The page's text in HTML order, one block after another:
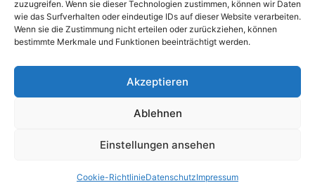
zuzugreifen. Wenn sie dieser Technologien zustimmen, können wir Daten
wie das Surfverhalten oder eindeutige IDs auf dieser Website verarbeiten.
Wenn sie die Zustimmung nicht erteilen oder zurückziehen, können
bestimmte Merkmale und Funktionen beeinträchtigt werden.
Akzeptieren
Ablehnen
Einstellungen ansehen
Cookie-RichtlinieDatenschutzImpressum
Prüfung elektrischer Anlagen
© All Rights Reserved 2025